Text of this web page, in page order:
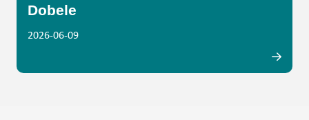
Dobele
2026-06-09